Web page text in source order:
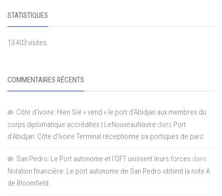
STATISTIQUES
13 403 visites
COMMENTAIRES RÉCENTS
Côte d'Ivoire: Hien Sié « vend » le port d'Abidjan aux membres du
corps diplomatique accrédités | LeNouveauNavire dans Port
d’Abidjan: Côte d’Ivoire Terminal réceptionne six portiques de parc
San Pedro: Le Port autonome et l’OFT unissent leurs forces dans
Notation financière: Le port autonome de San Pedro obtient la note A
de Bloomfield